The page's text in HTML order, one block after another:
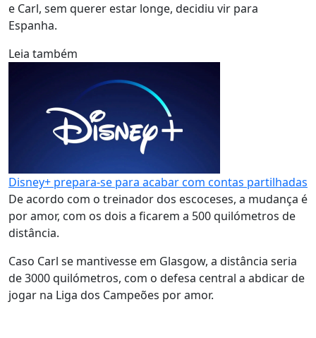
e Carl, sem querer estar longe, decidiu vir para
Espanha.
Leia também
Disney+ prepara-se para acabar com contas partilhadas
De acordo com o treinador dos escoceses, a mudança é
por amor, com os dois a ficarem a 500 quilómetros de
distância.
Caso Carl se mantivesse em Glasgow, a distância seria
de 3000 quilómetros, com o defesa central a abdicar de
jogar na Liga dos Campeões por amor.